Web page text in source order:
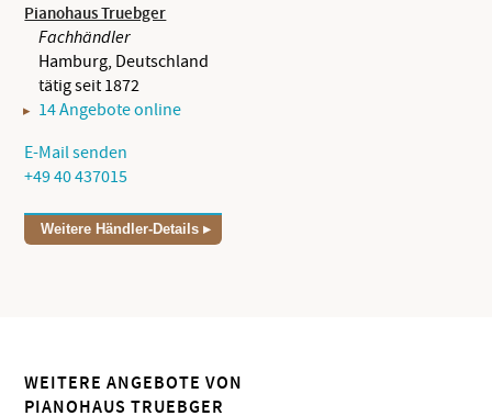
Pianohaus Truebger
Fachhändler
Hamburg, Deutschland
tätig seit 1872
14 Angebote online
E-Mail senden
+49 40 437015
Weitere Händler-Details
WEITERE ANGEBOTE VON
PIANOHAUS TRUEBGER